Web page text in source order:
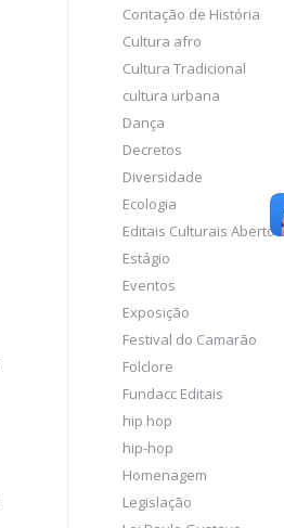
Contação de História
Cultura afro
Cultura Tradicional
cultura urbana
Dança
Decretos
Diversidade
Ecologia
Editais Culturais Abertos
Estágio
Eventos
Exposição
Festival do Camarão
Folclore
Fundacc Editais
hip hop
hip-hop
Homenagem
Legislação